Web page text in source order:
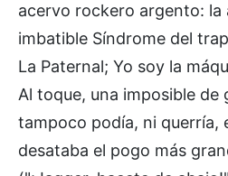
acervo rockero argento: la
imbatible Síndrome del
La Paternal; Yo soy la
Al toque, una imposible de
tampoco podía, ni querría,
desataba el pogo más